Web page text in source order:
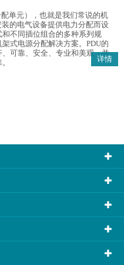
单元），也就是我们常说的机
的电气设备提供电力分配而设
不同插位组合的多种系列规
式电源分配解决方案。PDU的
可靠、安全、专业和美观，并
详情